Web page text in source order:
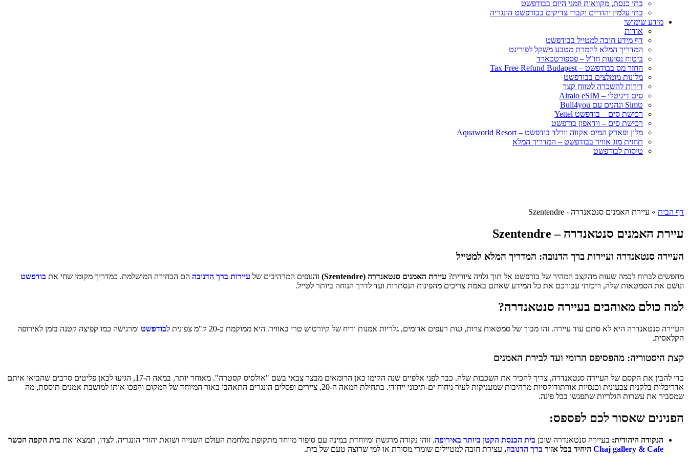
בתי כנסת, מקוואות וזמני היום בבודפשט
בתי עלמין יהודיים וקברי צדיקים בבודפשט הונגריה
מידע שימושי
אודות
דף מידע חובה למטייל בבודפשט
המדריך המלא להמרת מטבע משקל לפורינט
ביטוח נסיעות חו"ל – פספורטכארד
החזר מס בבודפשט – Tax Free Refund Budapest
מלונות מומלצים בבודפשט
דירות להשכרה לטווח קצר
סים דיגיטלי – Airalo eSIM
טSim ונהנים עם Bull4you
רכישת סים – בודפשט Yettel
רכישת סים – וודאפון בודפשט
מלון ופארק המים אקווה וורלד בודפשט – Aquaworld Resort
תחזית מזג אוויר בבודפשט – המדריך המלא
טיסות לבודפשט
דף הבית » עיירת האמנים סנטאנדרה - Szentendre
עיירת האמנים סנטאנדרה – Szentendre
העיירה סנטאנדרה ועיירות ברך הדנובה: המדריך המלא למטייל
מחפשים לברוח לכמה שעות מהקצב המהיר של בודפשט אל תוך גלויה ציורית? עיירת האמנים סנטאנדרה (Szentendre) והנופים המרהיבים של עיירות ברך הדנובה הם הבחירה המושלמת. כמדריך מקומי שחי את בודפשט
ונושם את הסמטאות שלה, ריכזתי עבורכם את כל המידע שאתם באמת צריכים מהפינות הנסתרות ועד לדרך הנוחה ביותר לטייל.
למה כולם מאוהבים בעיירה סנטאנדרה?
העיירה סנטאנדרה היא לא סתם עוד עיירה. זהו מבוך של סמטאות צרות, גגות רעפים אדומים, גלריות אמנות וריח של קיורטוש טרי באוויר. היא ממוקמת כ-20 ק"מ צפונית ל בודפשט ומרגישה כמו קפיצה קטנה בזמן לאירופה
הקלאסית.
קצת היסטוריה: מהפסיפס הרומי ועד לבירת האמנים
כדי להבין את הקסם של העיירה סנטאנדרה, צריך להכיר את השכבות שלה. כבר לפני אלפיים שנה הקימו כאן הרומאים מבצר צבאי בשם "אולסיס קסטרה". מאוחר יותר, במאה ה-17, הגיעו לכאן פליטים סרבים שהביאו איתם
אדריכלות בלקנית צבעונית וכנסיות אורתודוקסיות מרהיבות שמעניקות לעיר ניחוח ים-תיכוני ייחודי. בתחילת המאה ה-20, ציירים ופסלים הונגרים התאהבו באור המיוחד של המקום והפכו אותו למושבת אמנים תוססת, מה
שמסביר את עשרות הגלריות שתפגשו בכל פינה.
הפנינים שאסור לכם לפספס:
הנקודה היהודית: בעיירה סנטאנדרה שוכן בית הכנסת הקטן ביותר באירופה. זוהי נקודה מרגשת ומיוחדת במינה עם סיפור מיוחד מתקופת מלחמת העולם השנייה ושואת יהודי הונגריה. לצדו, תמצאו את בית הקפה הכשר
Chaj gallery & Cafe היחיד בכל אזור ברך הדנובה. עצירת חובה למטיילים שומרי מסורת או למי שרוצה טעם של בית.